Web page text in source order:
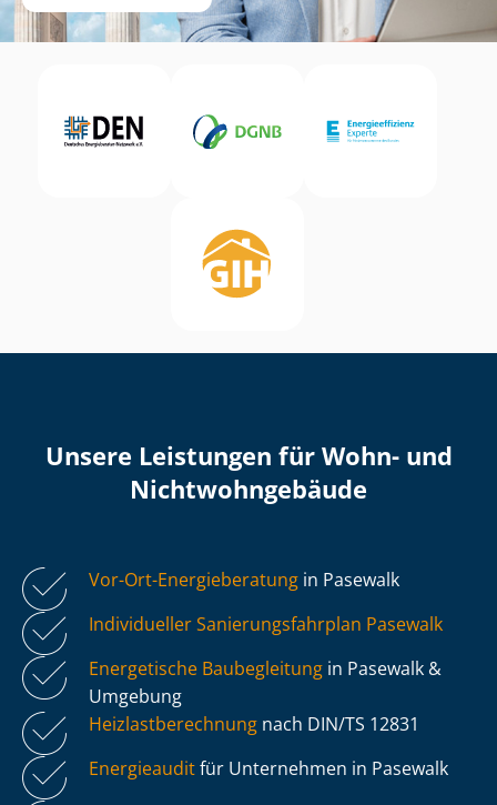
Unsere Leistungen für Wohn- und
Nicht­wohn­ge­bäu­de
Vor-Ort-Energieberatung in Pasewalk
Individueller Sa­nie­rungs­fahr­plan Pasewalk
Energetische Baubegleitung in Pasewalk &
Umgebung
Heiz­last­be­rech­nung nach DIN/TS 12831
Energieauditfür Unternehmen in Pasewalk